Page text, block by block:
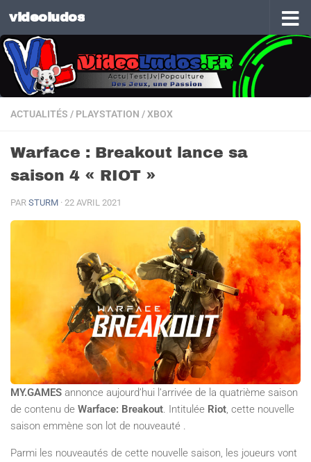
Skip to content
videoludos
ACTUALITÉS / PLAYSTATION /XBOX
Warface : Breakout lance sa
saison 4 « RIOT »
PAR STURM · 22 AVRIL 2021
MY.GAMES annonce aujourd’hui l’arrivée de la quatrième saison
de contenu de Warface: Breakout . Intitulée Riot , cette nouvelle
saison emmène son lot de nouveauté .
Parmi les nouveautés de cette nouvelle saison, les joueurs vont